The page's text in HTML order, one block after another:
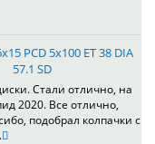
PCD 5x100 ET 38 DIA
57.1 SD
Стали отлично, на
2020. Все отлично,
подобрал колпачки с